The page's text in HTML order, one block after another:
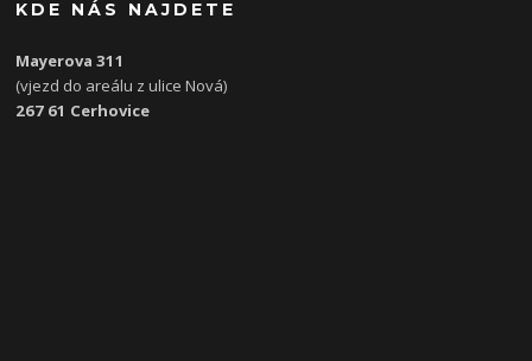
KDE NÁS NAJDETE
Mayerova 311
(vjezd do areálu z ulice Nová)
267 61 Cerhovice